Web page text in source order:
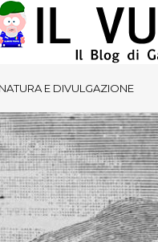
NATURA E DIVULGAZIONE